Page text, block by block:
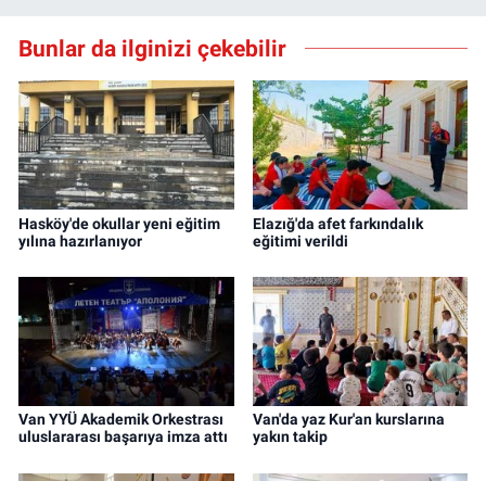
Bunlar da ilginizi çekebilir
Hasköy'de okullar yeni eğitim
yılına hazırlanıyor
Elazığ'da afet farkındalık
eğitimi verildi
Van YYÜ Akademik Orkestrası
uluslararası başarıya imza attı
Van'da yaz Kur'an kurslarına
yakın takip